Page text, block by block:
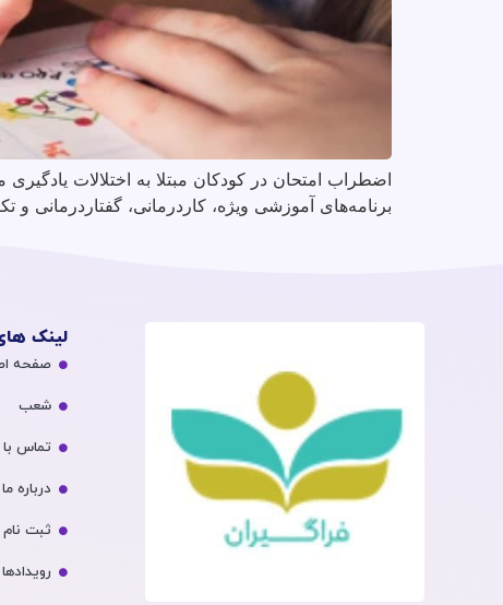
برنامه‌های آموزشی ویژه، کاردرمانی،
لینک
صفحه
شعب
تماس با
درباره ما
ثبت نام
رویداد‌ها